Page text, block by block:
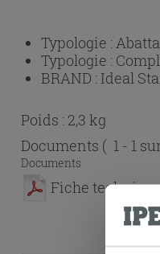
Typologie :
Typologie :
BRAND : Ideal
Poids : 2,3 kg
Documents ( 1 - 1
Documents
Fiche